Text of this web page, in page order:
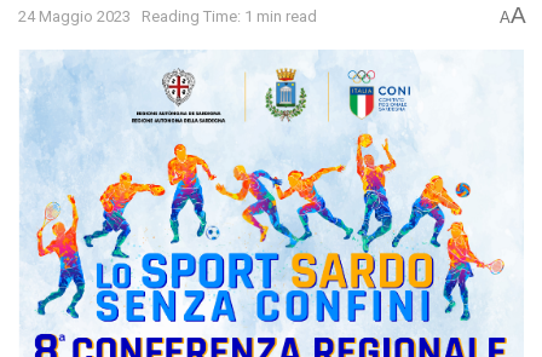
24 Maggio 2023 Reading Time: 1 min read AA